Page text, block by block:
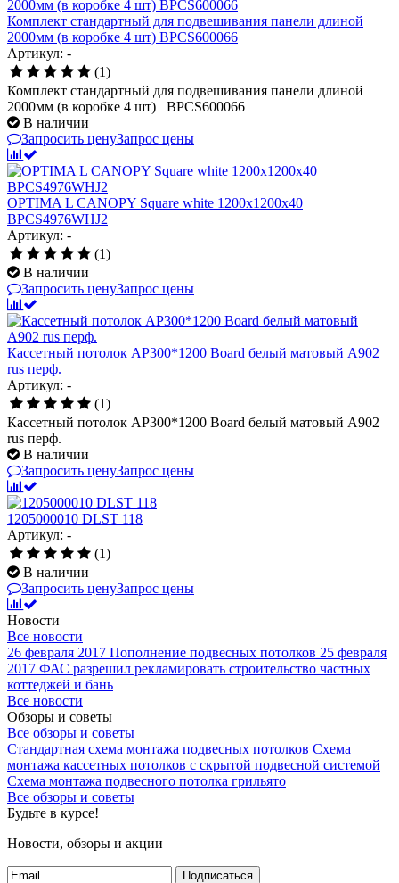
Комплект стандартный для подвешивания панели длиной
2000мм (в коробке 4 шт) BPCS600066
Артикул: -
(1)
Комплект стандартный для подвешивания панели длиной
2000мм (в коробке 4 шт) BPCS600066
В наличии
Запросить ценуЗапрос цены
OPTIMA L CANOPY Square white 1200x1200x40
BPCS4976WHJ2
Артикул: -
(1)
В наличии
Запросить ценуЗапрос цены
Кассетный потолок AP300*1200 Board белый матовый А902
rus перф.
Артикул: -
(1)
Кассетный потолок AP300*1200 Board белый матовый А902
rus перф.
В наличии
Запросить ценуЗапрос цены
1205000010 DLST 118
Артикул: -
(1)
В наличии
Запросить ценуЗапрос цены
Новости
Все новости
26 февраля 2017 Пополнение подвесных потолков 25 февраля
2017 ФАС разрешил рекламировать строительство частных
коттеджей и бань
Все новости
Обзоры и советы
Все обзоры и советы
Стандартная схема монтажа подвесных потолков Схема
монтажа кассетных потолков с скрытой подвесной системой
Схема монтажа подвесного потолка грильято
Все обзоры и советы
Будьте в курсе!
Новости, обзоры и акции
Подписаться